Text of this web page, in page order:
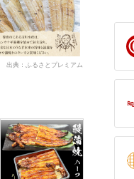
出典：ふるさとプレミアム